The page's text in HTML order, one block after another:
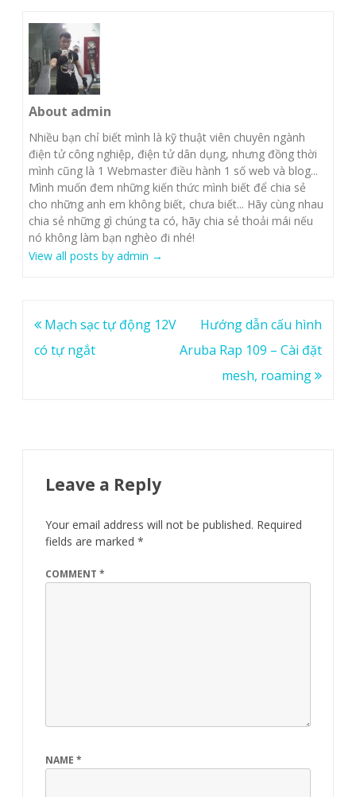
About admin
Nhiều bạn chỉ biết mình là kỹ thuật viên chuyên ngành
điện tử công nghiệp, điện tử dân dụng, nhưng đồng thời
mình cũng là 1 Webmaster điều hành 1 số web và blog...
Mình muốn đem những kiến thức mình biết để chia sẻ
cho những anh em không biết, chưa biết... Hãy cùng nhau
chia sẻ những gì chúng ta có, hãy chia sẻ thoải mái nếu
nó không làm bạn nghèo đi nhé!
View all posts by admin →
Post
navigation
Mạch sạc tự động 12V
có tự ngắt
Hướng dẫn cấu hình
Aruba Rap 109 – Cài đặt
mesh, roaming
Leave a Reply
Your email address will not be published. Required
fields are marked *
COMMENT *
NAME *